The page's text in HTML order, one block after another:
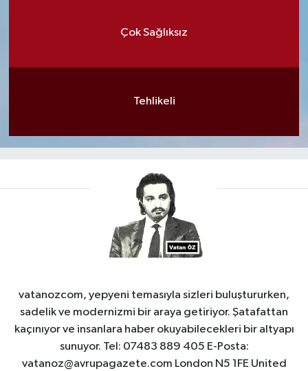
Çok Sağlıksız
Tehlikeli
vatanozcom, yepyeni temasıyla sizleri buluştururken,
sadelik ve modernizmi bir araya getiriyor. Şatafattan
kaçınıyor ve insanlara haber okuyabilecekleri bir altyapı
sunuyor. Tel: 07483 889 405 E-Posta:
vatanoz@avrupagazete.com London N5 1FE United